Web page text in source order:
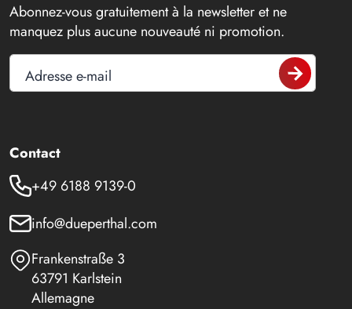
Abonnez-vous gratuitement à la newsletter et ne
manquez plus aucune nouveauté ni promotion.
Adresse e-mail
Contact
+49 6188 9139-0
info@dueperthal.com
Frankenstraße 3
63791 Karlstein
Allemagne